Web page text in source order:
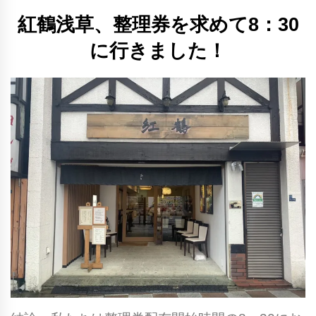
紅鶴浅草、整理券を求めて8：30
に行きました！